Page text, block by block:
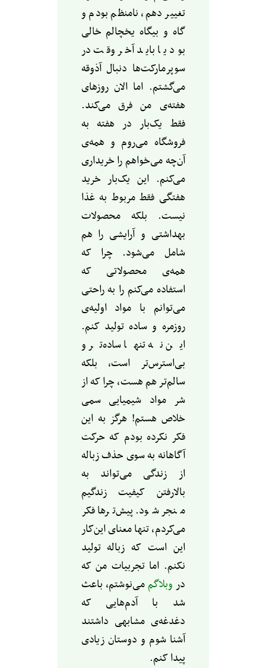
تغییر دهم، نامنظم بودم و
گاه و بیگاه یخچالم خالی
بود یا باید آخر وقت در
سوپرمارکت‌ها دنبال آذوقه
می‌گشتم. اما الان روزهای
هفته‌ی من فرق می‌کند.
فقط یک‌بار در هفته به
فروشگاه می‌روم و همه‌ی
آن‌چه می‌خواهم را خریداری
می‌کنم. این یک‌بار خرید
هفتگی فقط مربوط به غذا
نیست. بلکه محصولات
بهداشتی و آرایشی را هم
شامل می‌شود. چرا که
همه‌ی محصولاتی که
استفاده می‌کنم را به راحتی
می‌توانم با مواد اولیه‌ی
روزمره و ساده تولید کنم.
این نه تنها ساده‌تر و
بی‌استرس‌تر است، بلکه
سالم‌تر هم هست، چرا که از
شر مواد شیمیایی سمی
خلاص هستم! هرگز به این
فکر نکرده بودم که حرکت
آگاهانه به سوی حذف زباله
از زندگی می‌تواند به
بالارفتن کیفیت زندگیم
منجر شود. پیش‌ترها فکر
می‌کردم، تنها معنای این‌کار
این است که زباله تولید
نکنم. اما تجربیات من که
در وبلاگممی‌نوشتم، باعث
شد با آدم‌هایی که
دغدغه‌ی مشابهی داشتند
آشنا شوم و دوستان زیادی
پیدا کنم.